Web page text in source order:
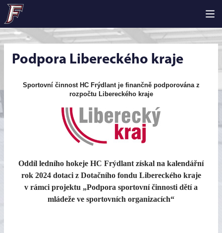
Podpora Libereckého kraje
Sportovní činnost HC Frýdlant je finančně podporována z
rozpočtu Libereckého kraje
Oddíl ledního hokeje HC Frýdlant získal na kalendářní
rok 2024 dotaci z Dotačního fondu Libereckého kraje
v rámci projektu „Podpora sportovní činnosti dětí a
mládeže ve sportovních organizacích“